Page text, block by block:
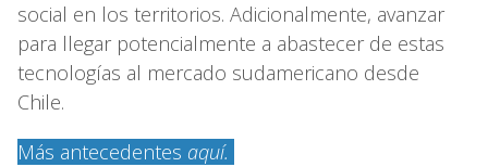
social en los territorios. Adicionalmente, avanzar
para llegar potencialmente a abastecer de estas
tecnologías al mercado sudamericano desde
Chile.
Más antecedentes aquí.